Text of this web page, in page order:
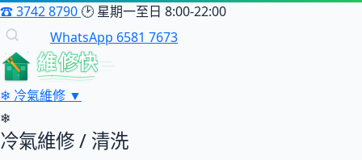
☎3742 8790 🕑 星期一至日 8:00-22:00
WhatsApp 6581 7673
維修快
❄ 冷氣維修 ▼
❄
冷氣維修 / 清洗